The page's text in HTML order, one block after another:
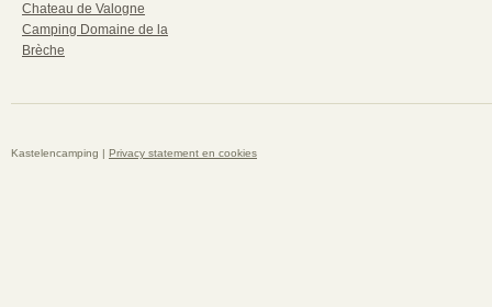
Chateau de Valogne
Camping Domaine de la
Brèche
Kastelencamping | Privacy statement en cookies